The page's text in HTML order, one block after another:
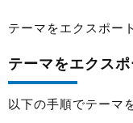
テーマをエクスポー
テーマをエクス
以下の手順でテーマ